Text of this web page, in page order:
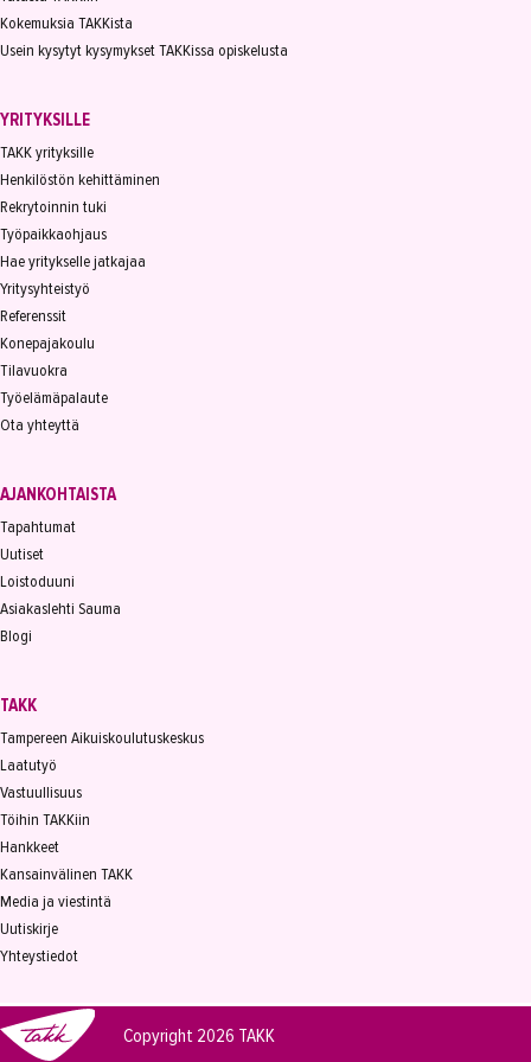
Kokemuksia TAKKista
Usein kysytyt kysymykset TAKKissa opiskelusta
YRITYKSILLE
TAKK yrityksille
Henkilöstön kehittäminen
Rekrytoinnin tuki
Työpaikkaohjaus
Hae yritykselle jatkajaa
Yritysyhteistyö
Referenssit
Konepajakoulu
Tilavuokra
Työelämäpalaute
Ota yhteyttä
AJANKOHTAISTA
Tapahtumat
Uutiset
Loistoduuni
Asiakaslehti Sauma
Blogi
TAKK
Tampereen Aikuiskoulutuskeskus
Laatutyö
Vastuullisuus
Töihin TAKKiin
Hankkeet
Kansainvälinen TAKK
Media ja viestintä
Uutiskirje
Yhteystiedot
Copyright 2026 TAKK